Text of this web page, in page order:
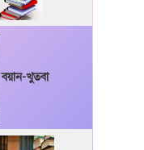
বয়ান-খুতবা